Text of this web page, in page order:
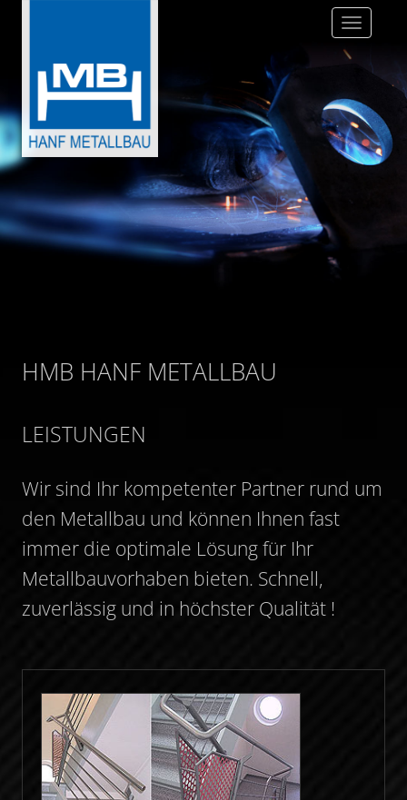
Toggle
HMB HANF METALLBAU
LEISTUNGEN
Wir sind Ihr kompetenter Partner rund um
den Metallbau und können Ihnen fast
immer die optimale Lösung für Ihr
Metallbauvorhaben bieten. Schnell,
zuverlässig und in höchster Qualität !